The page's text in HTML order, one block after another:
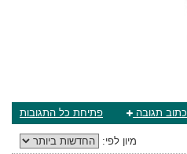
פתיחת כל התגובות כתוב תגובה
מיון לפי: